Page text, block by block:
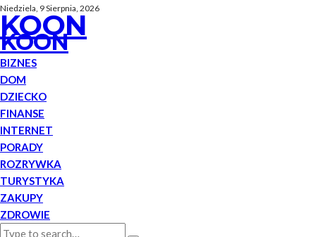
Niedziela, 9 Sierpnia, 2026
KOON
KOON
BIZNES
DOM
DZIECKO
FINANSE
INTERNET
PORADY
ROZRYWKA
TURYSTYKA
ZAKUPY
ZDROWIE